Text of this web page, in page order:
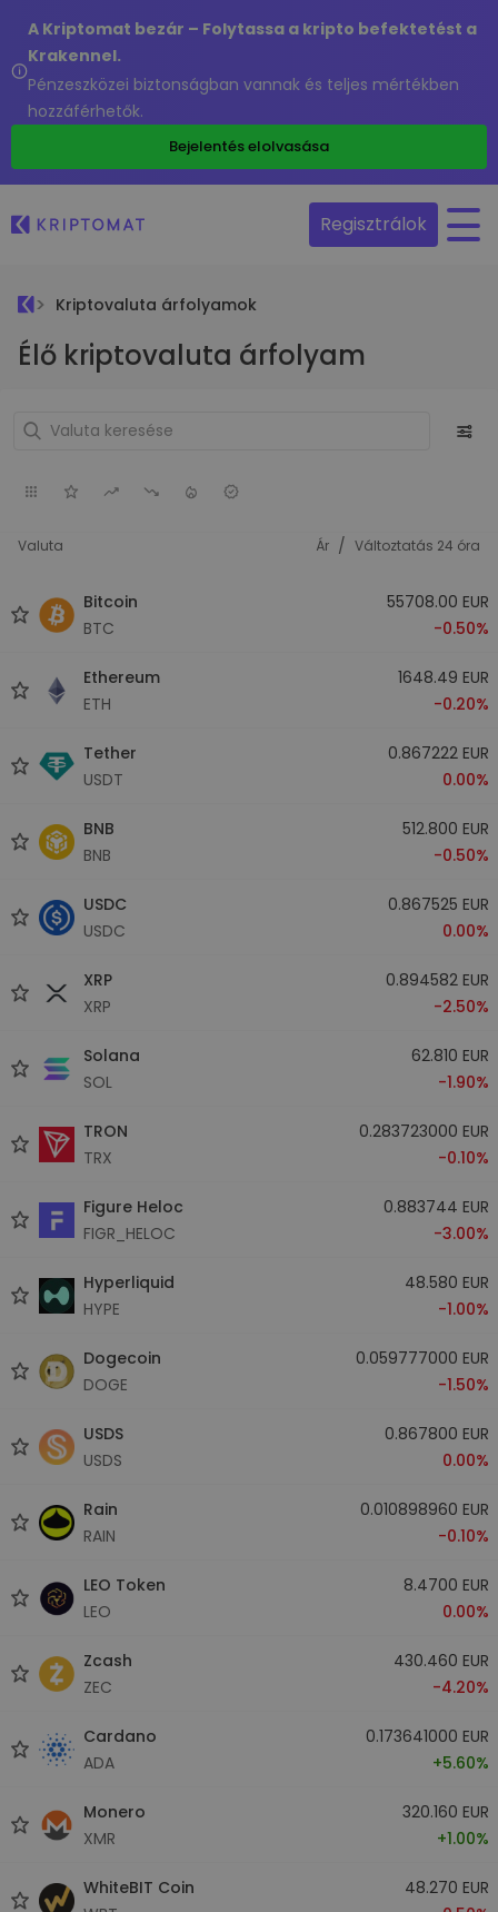
A Kriptomat bezár – Folytassa a kripto befektetést a
Krakennel.
Pénzeszközei biztonságban vannak és teljes mértékben
hozzáférhetők.
Bejelentés elolvasása
Regisztrálok
Kriptovaluta árfolyamok
Élő kriptovaluta árfolyam
Valuta Ár / Változtatás 24 óra
Bitcoin
BTC
55708.00 EUR
-0.50%
Ethereum
ETH
1648.49 EUR
-0.20%
Tether
USDT
0.867222 EUR
0.00%
BNB
BNB
512.800 EUR
-0.50%
USDC
USDC
0.867525 EUR
0.00%
XRP
XRP
0.894582 EUR
-2.50%
Solana
SOL
62.810 EUR
-1.90%
TRON
TRX
0.283723000 EUR
-0.10%
Figure Heloc
FIGR_HELOC
0.883744 EUR
-3.00%
Hyperliquid
HYPE
48.580 EUR
-1.00%
Dogecoin
DOGE
0.059777000 EUR
-1.50%
USDS
USDS
0.867800 EUR
0.00%
Rain
RAIN
0.010898960 EUR
-0.10%
LEO Token
LEO
8.4700 EUR
0.00%
Zcash
ZEC
430.460 EUR
-4.20%
Cardano
ADA
0.173641000 EUR
+5.60%
Monero
XMR
320.160 EUR
+1.00%
WhiteBIT Coin
48.270 EUR